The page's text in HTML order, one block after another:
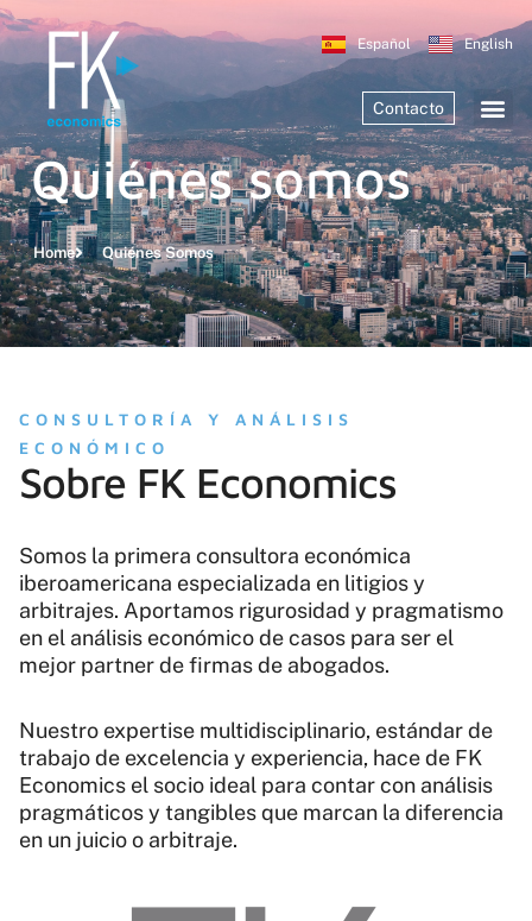
Español English
Contacto
Quiénes somos
Home Quiénes Somos
CONSULTORÍA Y ANÁLISIS
ECONÓMICO
Sobre FK Economics
Somos la primera consultora económica
iberoamericana especializada en litigios y
arbitrajes. Aportamos rigurosidad y pragmatismo
en el análisis económico de casos para ser el
mejor partner de firmas de abogados.
Nuestro expertise multidisciplinario, estándar de
trabajo de excelencia y experiencia, hace de FK
Economics el socio ideal para contar con análisis
pragmáticos y tangibles que marcan la diferencia
en un juicio o arbitraje.